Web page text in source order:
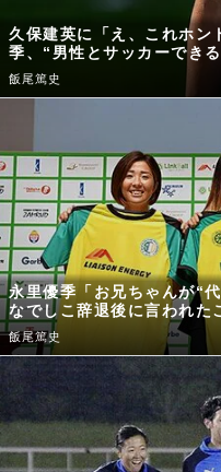
久保建英に「え、これホ
季、“男性とサッカーでき
飯尾篤史
永里優季「お兄ちゃんが“
なでしこ辞退後に言われた
飯尾篤史